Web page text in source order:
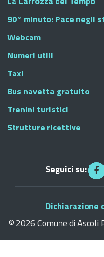
90° minuto: Pace negli
Webcam
Numeri utili
Taxi
Bus navetta gratuito
Trenini turistici
Strutture ricettive
Seguici su:
Dichiarazione
© 2026 Comune di